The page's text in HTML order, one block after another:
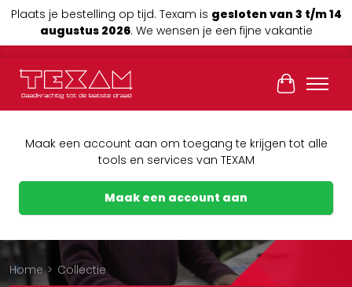
Plaats je bestelling op tijd. Texam is gesloten van 3 t/m 14
augustus 2026. We wensen je een fijne vakantie
Maak een account aan om toegang te krijgen tot alle
tools en services van TEXAM
Maak een account aan
Home > Collectie